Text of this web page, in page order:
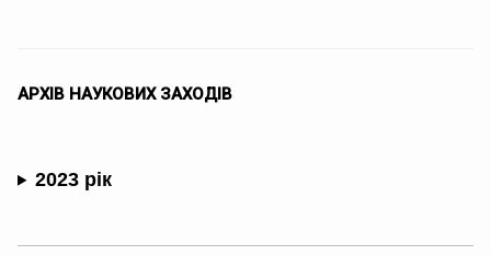
АРХІВ НАУКОВИХ ЗАХОДІВ
2023 рік